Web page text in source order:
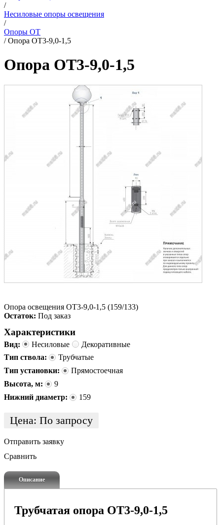
/
Несиловые опоры освещения
/
Опоры ОТ
/Опора ОТ3-9,0-1,5
Опора ОТ3-9,0-1,5
Опора освещения ОТ3-9,0-1,5 (159/133)
Остаток: Под заказ
Характеристики
Вид: Несиловые
Декоративные
Тип ствола:
Трубчатые
Тип установки:
Прямостоечная
Высота, м:
9
Нижний диаметр:
159
Цена: По запросу
Отправить заявку
Сравнить
Описание
Трубчатая опора ОТ3-9,0-1,5